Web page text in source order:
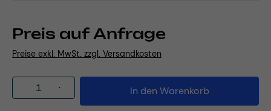
Preis auf Anfrage
Preise exkl. MwSt. zzgl. Versandkosten
Produkt Anzahl: Gib den gewünschten
In den Warenkorb